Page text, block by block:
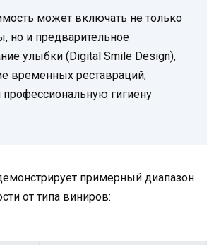
может включать не только
но и предварительное
улыбки (Digital Smile Design),
временных реставраций,
профессиональную гигиену
примерный диапазон
от типа виниров: